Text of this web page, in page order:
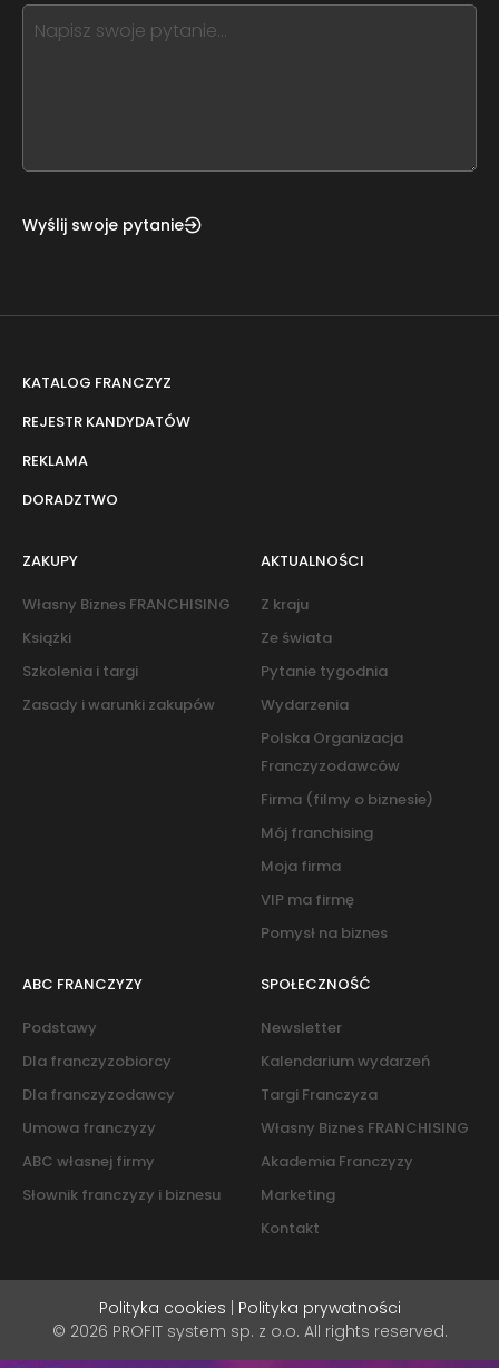
this,
leave
Wyślij swoje pytanie
KATALOG FRANCZYZ
REJESTR KANDYDATÓW
REKLAMA
DORADZTWO
ZAKUPY
Własny Biznes FRANCHISING
Książki
Szkolenia i targi
Zasady i warunki zakupów
AKTUALNOŚCI
Z kraju
Ze świata
Pytanie tygodnia
Wydarzenia
Polska Organizacja
Franczyzodawców
Firma (filmy o biznesie)
Mój franchising
Moja firma
VIP ma firmę
Pomysł na biznes
ABC FRANCZYZY
Podstawy
Dla franczyzobiorcy
Dla franczyzodawcy
Umowa franczyzy
ABC własnej firmy
Słownik franczyzy i biznesu
SPOŁECZNOŚĆ
Newsletter
Kalendarium wydarzeń
Targi Franczyza
Własny Biznes FRANCHISING
Akademia Franczyzy
Marketing
Kontakt
Polityka cookies
Polityka prywatności
© 2026 PROFIT system sp. z o.o. All rights reserved.